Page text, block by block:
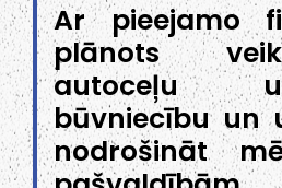
Ar pieejamo
plānots
autoceļu
būvniecību un
nodrošināt